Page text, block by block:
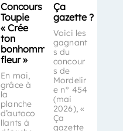
Concours
Toupie
« Crée
ton
bonhomme-
fleur »
En mai,
grâce à
la
planche
d’autoco
llants à
Ça
gazette ?
Voici les
gagnant
s du
concour
s de
Mordelir
e n° 454
(mai
2026), «
Ça
gazette